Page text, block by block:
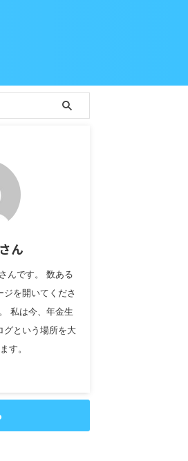
ん
んです。 数ある
ジを開いてくださ
私は今、年金生
グという場所を大
す。